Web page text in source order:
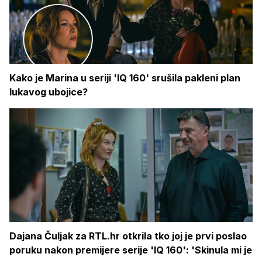
Kako je Marina u seriji 'IQ 160' srušila pakleni plan
lukavog ubojice?
Dajana Čuljak za RTL.hr otkrila tko joj je prvi poslao
poruku nakon premijere serije 'IQ 160': 'Skinula mi je